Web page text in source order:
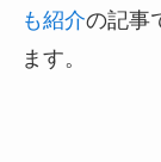
も紹介の記事
ます。